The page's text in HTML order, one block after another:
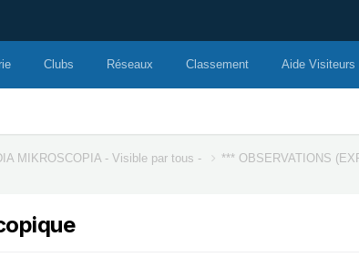
Clubs Réseaux Classement Aide Visiteurs
MIKROSCOPIA - Visible par tous - *** OBSERVATIONS